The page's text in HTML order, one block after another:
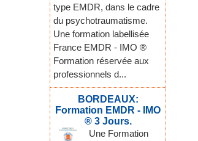
type EMDR, dans le cadre
du psychotraumatisme.
Une formation labellisée
France EMDR - IMO ®
Formation réservée aux
professionnels d...
BORDEAUX:
Formation EMDR - IMO
® 3 Jours.
Une Formation